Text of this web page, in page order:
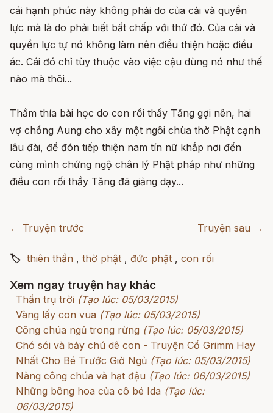
cái hạnh phúc này không phải do của cải và quyền
lực mà là do phải biết bất chấp với thứ đó. Của cải và
quyền lực tự nó không làm nên điều thiện hoặc điều
ác. Cái đó chỉ tùy thuộc vào việc cậu dùng nó như thế
nào mà thôi...
Thắm thía bài học do con rối thầy Tăng gợi nên, hai
vợ chồng Aung cho xây một ngôi chùa thờ Phật cạnh
lâu đài, để đón tiếp thiện nam tín nữ khắp nơi đến
cùng mình chứng ngộ chân lý Phật pháp như những
điều con rối thầy Tăng đã giảng dạy...
← Truyện trước Truyện sau →
🏷 thiên thần , thờ phật , đức phật , con rối
Xem ngay truyện hay khác
Thần trụ trời (Tạo lúc: 05/03/2015)
Vàng lấy con vua (Tạo lúc: 05/03/2015)
Công chúa ngủ trong rừng (Tạo lúc: 05/03/2015)
Chó sói và bảy chú dê con - Truyện Cổ Grimm Hay
Nhất Cho Bé Trước Giờ Ngủ (Tạo lúc: 05/03/2015)
Nàng công chúa và hạt đậu (Tạo lúc: 06/03/2015)
Những bông hoa của cô bé Ida (Tạo lúc:
06/03/2015)